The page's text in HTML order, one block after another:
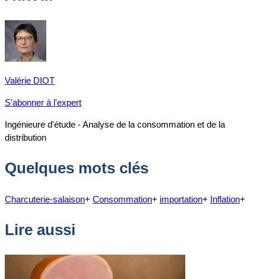
Valérie DIOT
S'abonner à l'expert
Ingénieure d'étude - Analyse de la consommation et de la
distribution
Quelques mots clés
Charcuterie-salaison+ Consommation+ importation+ Inflation+
Lire aussi